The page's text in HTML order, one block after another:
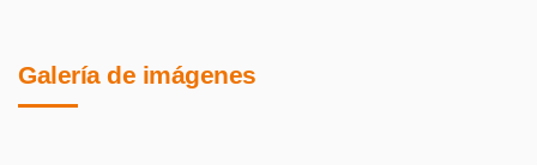
Galería de imágenes